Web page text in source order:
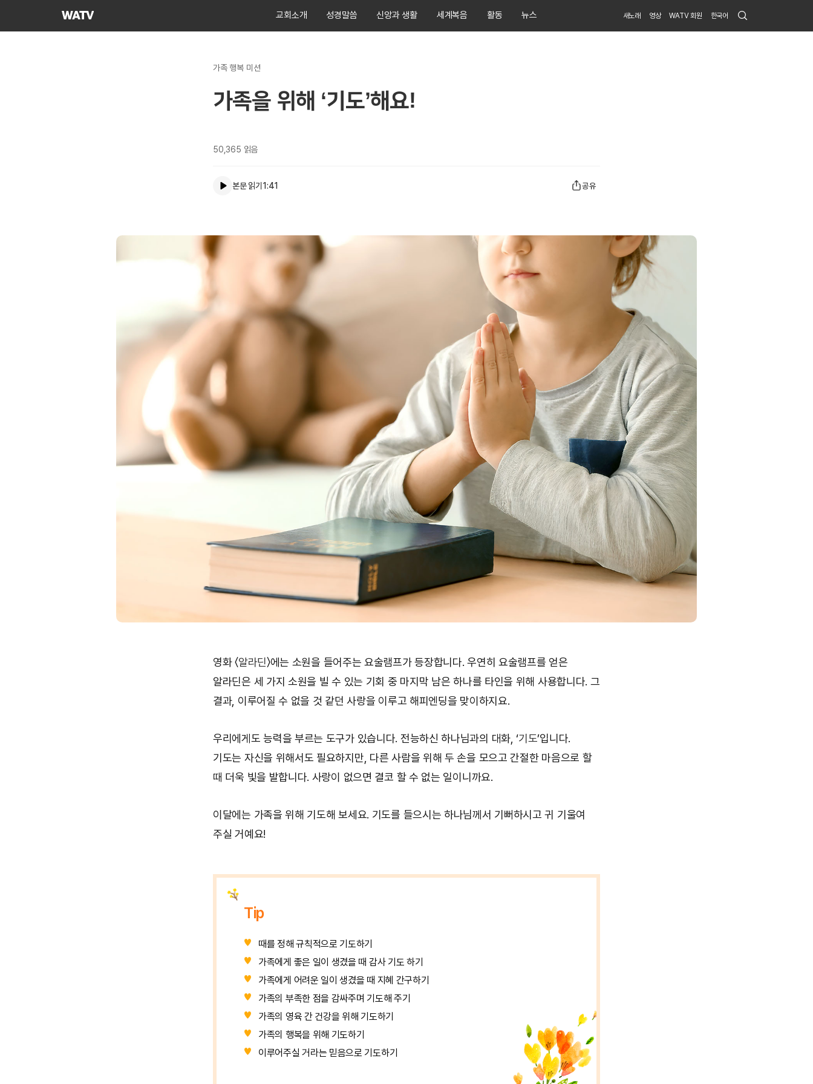
하나님의교회
교회소개 성경말씀 신앙과 생활 세계복음 활동 뉴스 새노래 영상 WATV 회원 한국어 Search
Submit
가족 행복 미션
가족을 위해 ‘기도’해요!
50,365 읽음
본문 읽기1:41 공유
영화 〈알라딘〉에는 소원을 들어주는 요술램프가 등장합니다. 우연히 요술램프를 얻은
알라딘은 세 가지 소원을 빌 수 있는 기회 중 마지막 남은 하나를 타인을 위해 사용합니다. 그
결과, 이루어질 수 없을 것 같던 사랑을 이루고 해피엔딩을 맞이하지요.
우리에게도 능력을 부르는 도구가 있습니다. 전능하신 하나님과의 대화, ‘기도’입니다.
기도는 자신을 위해서도 필요하지만, 다른 사람을 위해 두 손을 모으고 간절한 마음으로 할
때 더욱 빛을 발합니다. 사랑이 없으면 결코 할 수 없는 일이니까요.
이달에는 가족을 위해 기도해 보세요. 기도를 들으시는 하나님께서 기뻐하시고 귀 기울여
주실 거예요!
Tip
때를 정해 규칙적으로 기도하기
가족에게 좋은 일이 생겼을 때 감사 기도 하기
가족에게 어려운 일이 생겼을 때 지혜 간구하기
가족의 부족한 점을 감싸주며 기도해 주기
가족의 영육 간 건강을 위해 기도하기
가족의 행복을 위해 기도하기
이루어주실 거라는 믿음으로 기도하기